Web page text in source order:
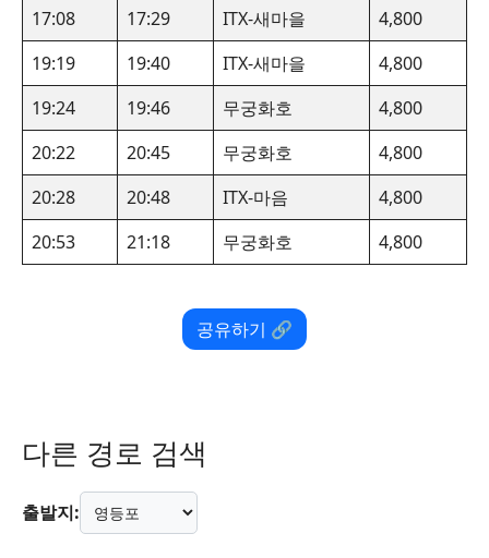
17:08 17:29 ITX-새마을
4,800
19:19
19:40 ITX-새마을
4,800
19:24
19:46 무궁화호
4,800
20:22
20:45 무궁화호
4,800
20:28
20:48 ITX-마음
4,800
20:53
21:18 무궁화호 4,800
공유하기 🔗
다른 경로 검색
출발지: